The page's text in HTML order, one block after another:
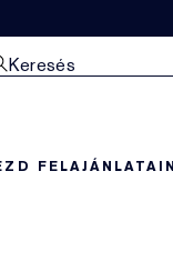
Keresés
FEL